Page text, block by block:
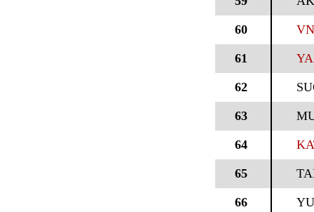
60
61
62
63
64
65
66